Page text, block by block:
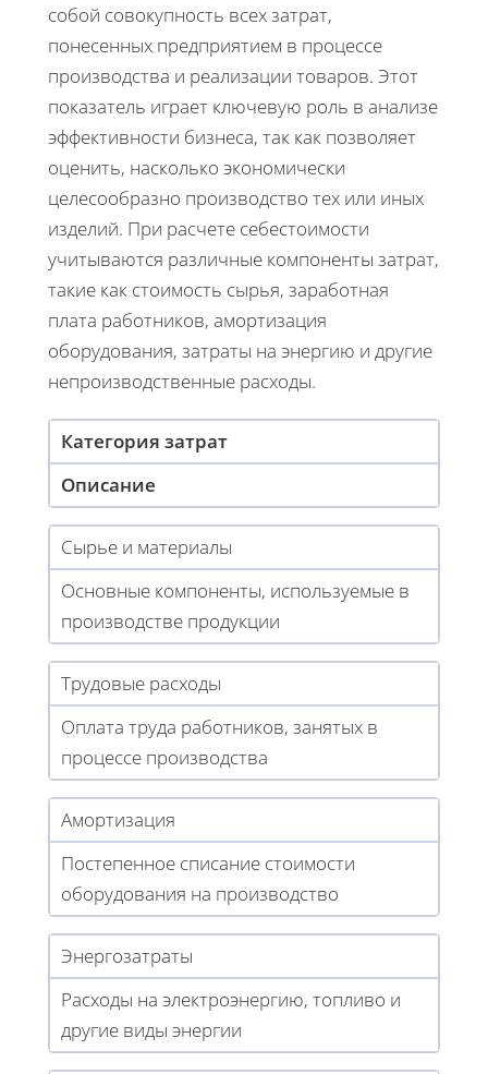
собой совокупность всех затрат,
понесенных предприятием в процессе
производства и реализации товаров. Этот
показатель играет ключевую роль в анализе
эффективности бизнеса, так как позволяет
оценить, насколько экономически
целесообразно производство тех или иных
изделий. При расчете себестоимости
учитываются различные компоненты затрат,
такие как стоимость сырья, заработная
плата работников, амортизация
оборудования, затраты на энергию и другие
непроизводственные расходы.
Категория затрат
Описание
Сырье и материалы
Основные компоненты, используемые в
производстве продукции
Трудовые расходы
Оплата труда работников, занятых в
процессе производства
Амортизация
Постепенное списание стоимости
оборудования на производство
Энергозатраты
Расходы на электроэнергию, топливо и
другие виды энергии